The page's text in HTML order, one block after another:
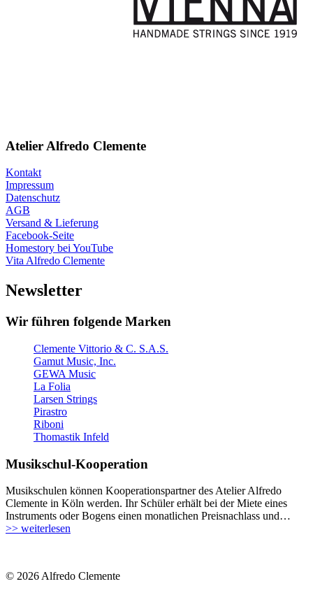
Atelier Alfredo Clemente
Kontakt
Impressum
Datenschutz
AGB
Versand & Lieferung
Facebook-Seite
Homestory bei YouTube
Vita Alfredo Clemente
Newsletter
Wir führen folgende Marken
Clemente Vittorio & C. S.A.S.
Gamut Music, Inc.
GEWA Music
La Folia
Larsen Strings
Pirastro
Riboni
Thomastik Infeld
Musikschul-Kooperation
Musikschulen können Kooperationspartner des Atelier Alfredo
Clemente in Köln werden. Ihr Schüler erhält bei der Miete eines
Instruments oder Bogens einen monatlichen Preisnachlass und…
>> weiterlesen
© 2026 Alfredo Clemente